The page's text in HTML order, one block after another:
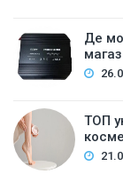
Де
ТОП